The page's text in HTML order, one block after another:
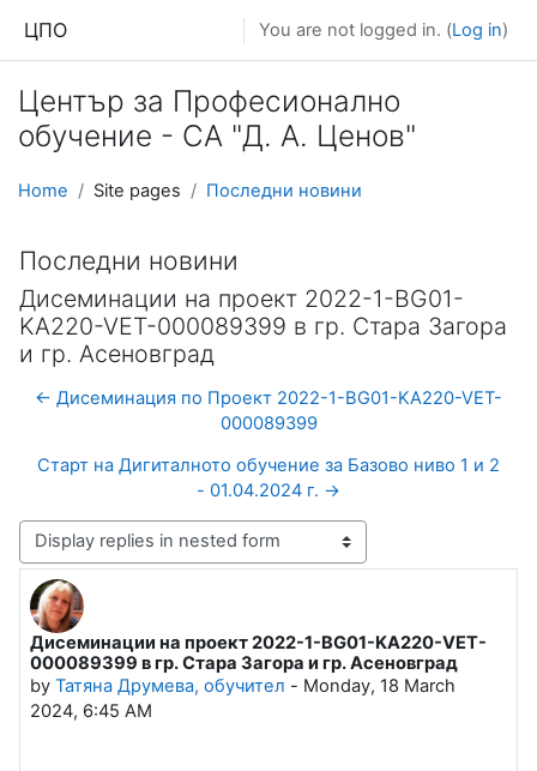
ЦПО You are not logged in. (Log in)
Център за Професионално
обучение - СА "Д. А. Ценов"
Home Site pages Последни новини
Последни новини
Дисеминации на проект 2022-1-BG01-
KA220-VET-000089399 в гр. Стара Загора
и гр. Асеновград
← Дисеминация по Проект 2022-1-BG01-KA220-VET-
000089399
Старт на Дигиталното обучение за Базово ниво 1 и 2
- 01.04.2024 г. →
Display mode
Дисеминации на проект 2022-1-BG01-KA220-VET-
000089399 в гр. Стара Загора и гр. Асеновград
by Татяна Друмева, обучител - Monday, 18 March
2024, 6:45 AM
Number of replies: 0